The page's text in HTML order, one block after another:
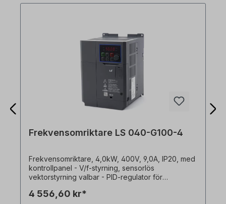
Frekvensomriktare LS 040-G100-4
Frekvensomriktare, 4,0kW, 400V, 9,0A, IP20, med
kontrollpanel - V/f-styrning, sensorlös
vektorstyrning valbar - PID-regulator för
över hela motorvarvtalsområdet - 0,1-400Hz
4 556,60 kr*